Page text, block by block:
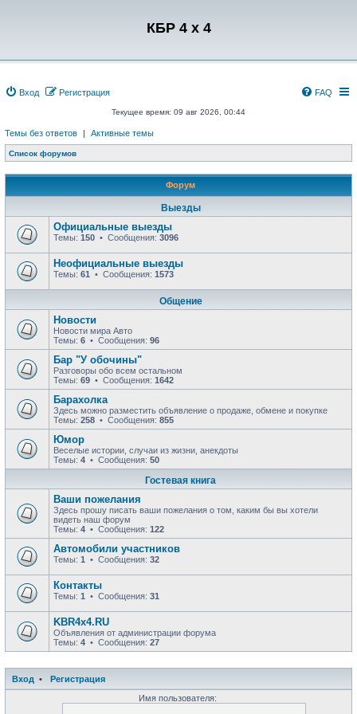
КБР 4 x 4
Вход Регистрация FAQ
Текущее время: 09 авг 2026, 00:44
Темы без ответов | Активные темы
Список форумов
Форум
Выезды
Официальные выезды
Темы: 150 • Сообщения: 3096
Неофициальные выезды
Темы: 61 • Сообщения: 1573
Общение
Новости
Новости мира Авто
Темы: 6 • Сообщения: 96
Бар "У обочины"
Разговоры обо всем остальном
Темы: 69 • Сообщения: 1642
Барахолка
Здесь можно разместить объявление о продаже, обмене и покупке
Темы: 258 • Сообщения: 855
Юмор
Веселые истории, случаи из жизни, анекдоты
Темы: 4 • Сообщения: 50
Гостевая книга
Ваши пожелания
Здесь прошу писать ваши пожелания о том, каким бы вы хотели
видеть наш форум
Темы: 4 • Сообщения: 122
Автомобили участников
Темы: 1 • Сообщения: 32
Контакты
Темы: 1 • Сообщения: 31
KBR4x4.RU
Объявления от администрации форума
Темы: 4 • Сообщения: 27
Вход • Регистрация
Имя пользователя: